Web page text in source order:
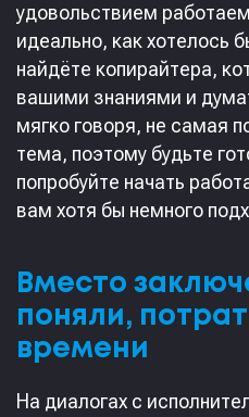
удовольствием
идеально, как хотелось
найдёте копирайтера,
вашими знаниями и
мягко говоря, не самая
тема, поэтому будьте
попробуйте начать
вам хотя бы немного
Вместо
поняли,
времени
На диалогах с